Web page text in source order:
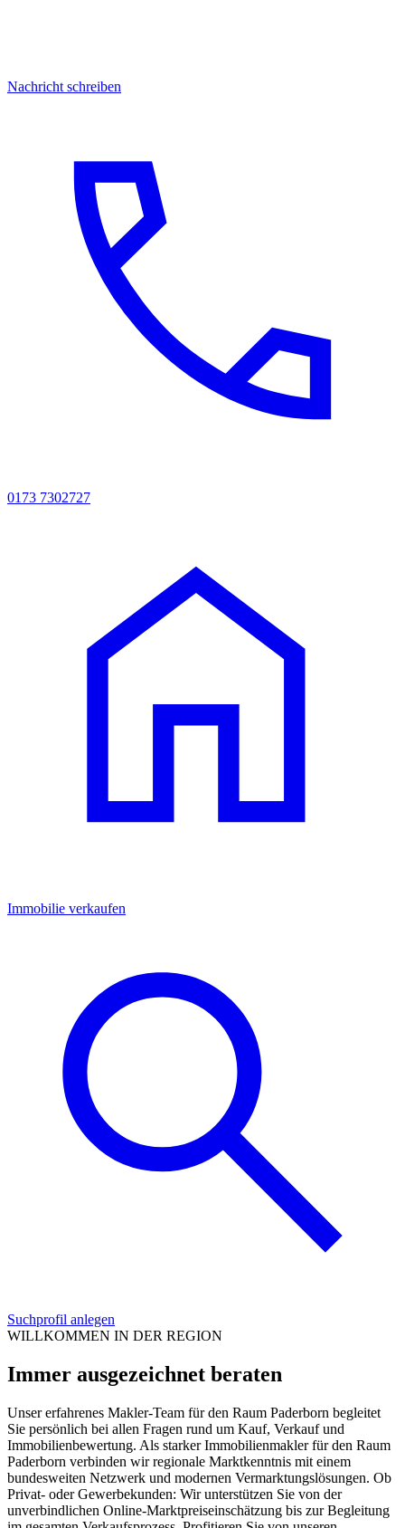
Nachricht schreiben
0173 7302727
Immobilie verkaufen
Suchprofil anlegen
WILLKOMMEN IN DER REGION
Immer ausgezeichnet beraten
Unser erfahrenes Makler-Team für den Raum Paderborn begleitet
Sie persönlich bei allen Fragen rund um Kauf, Verkauf und
Immobilienbewertung. Als starker Immobilienmakler für den Raum
Paderborn verbinden wir regionale Marktkenntnis mit einem
bundesweiten Netzwerk und modernen Vermarktungslösungen. Ob
Privat- oder Gewerbekunden: Wir unterstützen Sie von der
unverbindlichen Online-Marktpreiseinschätzung bis zur Begleitung